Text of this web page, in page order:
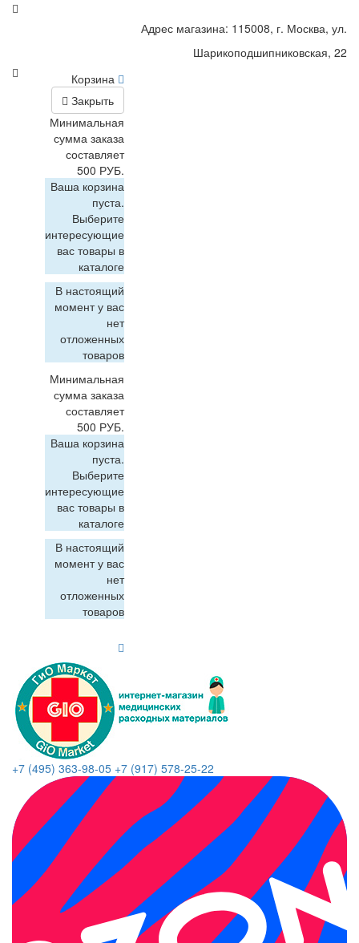
Адрес магазина: 115008, г. Москва, ул.
Шарикоподшипниковская, 22
Корзина
Закрыть
Минимальная
сумма заказа
составляет
500 РУБ.
Ваша корзина
пуста.
Выберите
интересующие
вас товары в
каталоге
В настоящий
момент у вас
нет
отложенных
товаров
Минимальная
сумма заказа
составляет
500 РУБ.
Ваша корзина
пуста.
Выберите
интересующие
вас товары в
каталоге
В настоящий
момент у вас
нет
отложенных
товаров
+7 (495) 363-98-05 +7 (917) 578-25-22